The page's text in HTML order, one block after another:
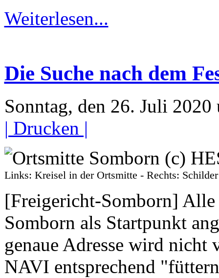
Weiterlesen...
Die Suche nach dem
Sonntag, den 26. Juli
| Drucken |
Links: Kreisel in der Ortsmitte - Rechts:
[Freigericht-Somborn]
Somborn als Startpunkt
genaue Adresse wird nicht
NAVI entsprechend